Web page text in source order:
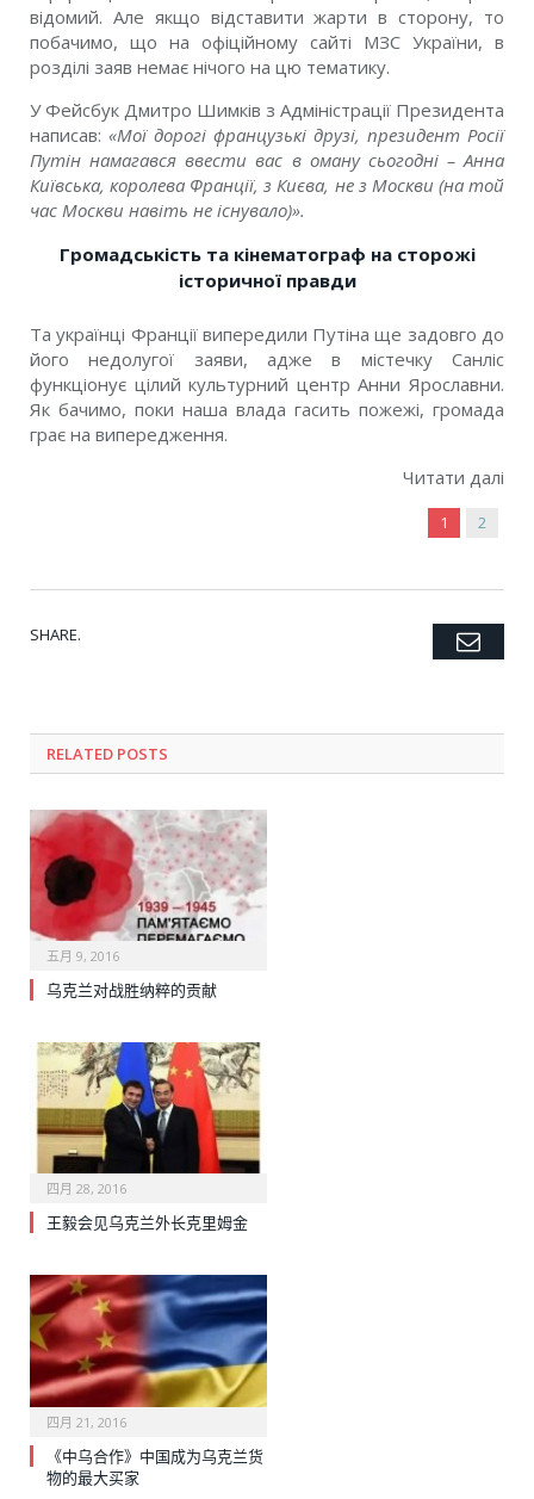
відомий. Але якщо відставити жарти в сторону, то
побачимо, що на офіційному сайті МЗС України, в
розділі заяв немає нічого на цю тематику.
У Фейсбук Дмитро Шимків з Адміністрації Президента
написав: «Мої дорогі французькі друзі, президент Росії
Путін намагався ввести вас в оману сьогодні – Анна
Київська, королева Франції, з Києва, не з Москви (на той
час Москви навіть не існувало)».
Громадськість та кінематограф на сторожі
історичної правди
Та українці Франції випередили Путіна ще задовго до
його недолугої заяви, адже в містечку Санліс
функціонує цілий культурний центр Анни Ярославни.
Як бачимо, поки наша влада гасить пожежі, громада
грає на випередження.
Читати далі
1 2
SHARE. Twitter
Facebook
Google+
Pinterest
LinkedIn
Tumblr
RELATED POSTS
五月 9, 2016
乌克兰对战胜纳粹的贡献
四月 28, 2016
王毅会见乌克兰外长克里姆金
四月 21, 2016
《中乌合作》中国成为乌克兰货
物的最大买家